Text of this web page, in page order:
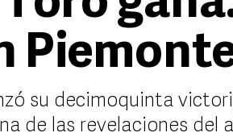
su decimoquinta
de las revelaciones del